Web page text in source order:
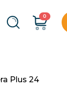
0
Plus 24